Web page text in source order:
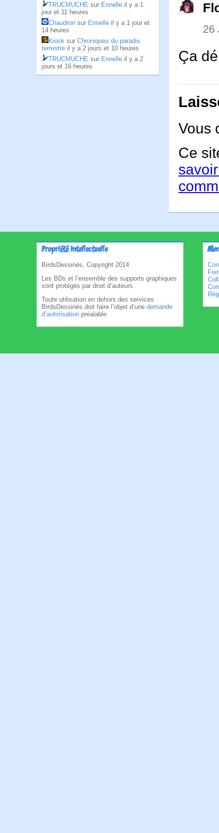
TRUCMUCHE sur Ennelle il y a 1
jour et 11 heures
Chaudron sur Ennelle il y a 1 jour et
14 heures
Kiosk sur Chroniques du paradis
terrestre il y a 2 jours et 10 heures
TRUCMUCHE sur Ennelle il y a 2
jours et 16 heures
26
Ça
Vous
Ce
Propriété intellectuelle
BirdsDessinés, Copyright 2014
Les BDs et l’ensemble des supports graphiques
sont protégés par droit d’auteurs.
Toute utilisation en dehors des services
BirdsDessinés doit faire l’objet d’une demande
d’autorisation préalable.